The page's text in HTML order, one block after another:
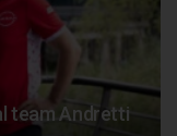
team Andretti